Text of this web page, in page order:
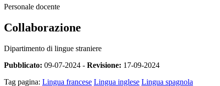
Personale docente
Collaborazione
Dipartimento di lingue straniere
Pubblicato: 09-07-2024 - Revisione: 17-09-2024
Tag pagina: Lingua francese Lingua inglese Lingua spagnola